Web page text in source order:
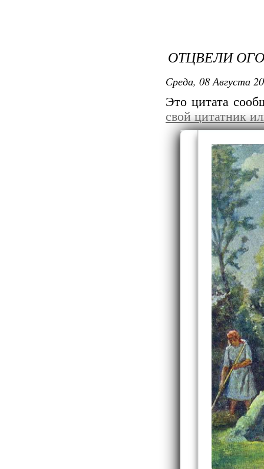
ОТЦВЕЛИ
Среда, 08 Августа
Это цитата
свой цитатник